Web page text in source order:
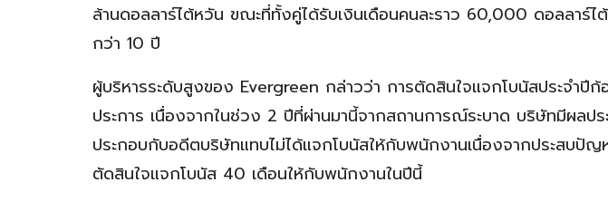
ล้านดอลลาร์ไต้หวัน ขณะที่ทั้งคู่ได้รับเงินเดือนคนละราว 60,000 ดอลลาร์ไ
กว่า 10 ปี
ผู้บริหารระดับสูงของ Evergreen กล่าวว่า การตัดสินใจแจกโบนัสประจำ
ประการ เนื่องจากในช่วง 2 ปีที่ผ่านมานี้จากสถานการณ์ระบาด บริษัทมีผลป
ประกอบกับอดีตบริษัทแทบไม่ได้แจกโบนัสให้กับพนักงานเนื่องจากประสบปัญห
ตัดสินใจแจกโบนัส 40 เดือนให้กับพนักงานในปีนี้